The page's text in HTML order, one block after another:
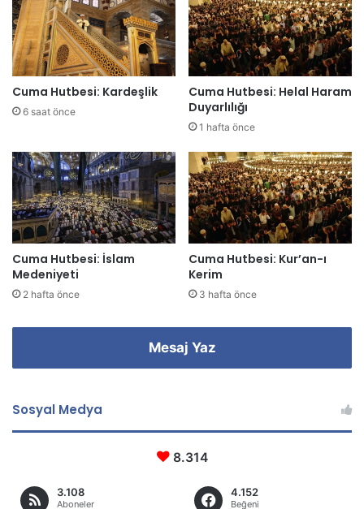
s
i
n
i
g
r
i
n
i
z
Cuma Hutbesi: Kardeşlik
6 saat önce
Cuma Hutbesi: Helal Haram
Duyarlılığı
1 hafta önce
Cuma Hutbesi: İslam
Medeniyeti
2 hafta önce
Cuma Hutbesi: Kur’an-ı
Kerim
3 hafta önce
Mesaj Yaz
Sosyal Medya
8.314
3.108
Aboneler
4.152
Beğeni